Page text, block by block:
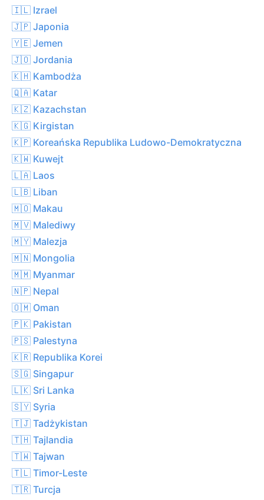
🇮🇱 Izrael
🇯🇵 Japonia
🇾🇪 Jemen
🇯🇴 Jordania
🇰🇭 Kambodża
🇶🇦 Katar
🇰🇿 Kazachstan
🇰🇬 Kirgistan
🇰🇵 Koreańska Republika Ludowo-Demokratyczna
🇰🇼 Kuwejt
🇱🇦 Laos
🇱🇧 Liban
🇲🇴 Makau
🇲🇻 Malediwy
🇲🇾 Malezja
🇲🇳 Mongolia
🇲🇲 Myanmar
🇳🇵 Nepal
🇴🇲 Oman
🇵🇰 Pakistan
🇵🇸 Palestyna
🇰🇷 Republika Korei
🇸🇬 Singapur
🇱🇰 Sri Lanka
🇸🇾 Syria
🇹🇯 Tadżykistan
🇹🇭 Tajlandia
🇹🇼 Tajwan
🇹🇱 Timor-Leste
🇹🇷 Turcja